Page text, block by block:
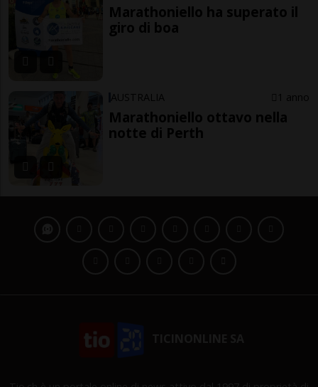
Marathoniello ha superato il
giro di boa
AUSTRALIA 1 anno
Marathoniello ottavo nella
notte di Perth